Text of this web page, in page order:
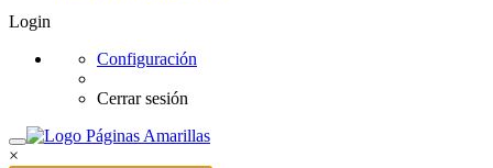
Login
Configuración
Cerrar sesión
×